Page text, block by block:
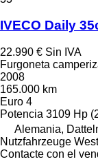
IVECO Daily
22.990 € Sin IVA
Furgoneta
2008
165.000 km
Euro 4
Potencia 3109 Hp
Alemania,
Nutzfahrzeuge
Contacte con el